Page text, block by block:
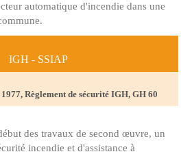
automatique d'incendie dans une
IGH - SSIAP
Règlement de sécurité IGH, GH 60
des travaux de second œuvre, un
incendie et d'assistance à